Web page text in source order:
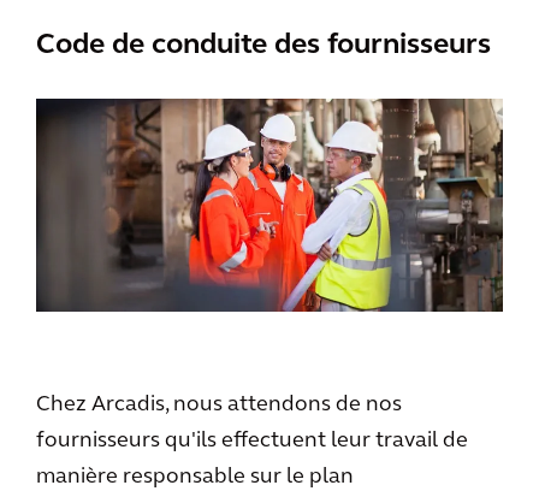
Code de conduite des fournisseurs
Chez Arcadis, nous attendons de nos
fournisseurs qu'ils effectuent leur travail de
manière responsable sur le plan